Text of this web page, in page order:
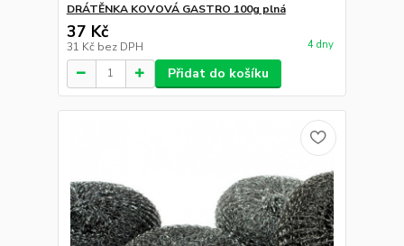
DRÁTĚNKA KOVOVÁ GASTRO 100g plná
37 Kč
31 Kč bez DPH 4 dny
Přidat do košíku